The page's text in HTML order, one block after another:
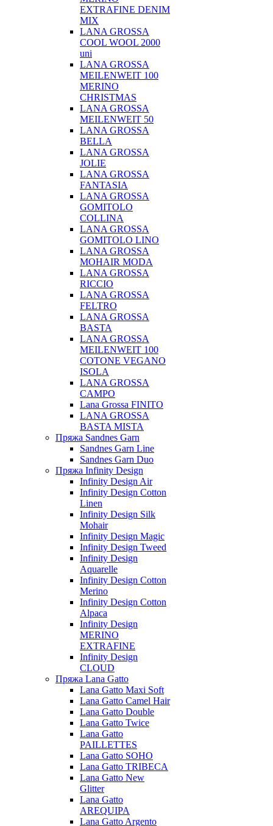
EXTRAFINE DENIM
MIX
LANA GROSSA
COOL WOOL 2000
uni
LANA GROSSA
MEILENWEIT 100
MERINO
CHRISTMAS
LANA GROSSA
MEILENWEIT 50
LANA GROSSA
BELLA
LANA GROSSA
JOLIE
LANA GROSSA
FANTASIA
LANA GROSSA
GOMITOLO
COLLINA
LANA GROSSA
GOMITOLO LINO
LANA GROSSA
MOHAIR MODA
LANA GROSSA
RICCIO
LANA GROSSA
FELTRO
LANA GROSSA
BASTA
LANA GROSSA
MEILENWEIT 100
COTONE VEGANO
ISOLA
LANA GROSSA
CAMPO
Lana Grossa FINITO
LANA GROSSA
BASTA MISTA
Пряжа Sandnes Garn
Sandnes Garn Line
Sandnes Garn Duo
Пряжа Infinity Design
Infinity Design Air
Infinity Design Cotton
Linen
Infinity Design Silk
Mohair
Infinity Design Magic
Infinity Design Tweed
Infinity Design
Aquarelle
Infinity Design Cotton
Merino
Infinity Design Cotton
Alpaca
Infinity Design
MERINO
EXTRAFINE
Infinity Design
CLOUD
Пряжа Lana Gatto
Lana Gatto Maxi Soft
Lana Gatto Camel Hair
Lana Gatto Double
Lana Gatto Twice
Lana Gatto
PAILLETTES
Lana Gatto SOHO
Lana Gatto TRIBECA
Lana Gatto New
Glitter
Lana Gatto
AREQUIPA
Lana Gatto Argento